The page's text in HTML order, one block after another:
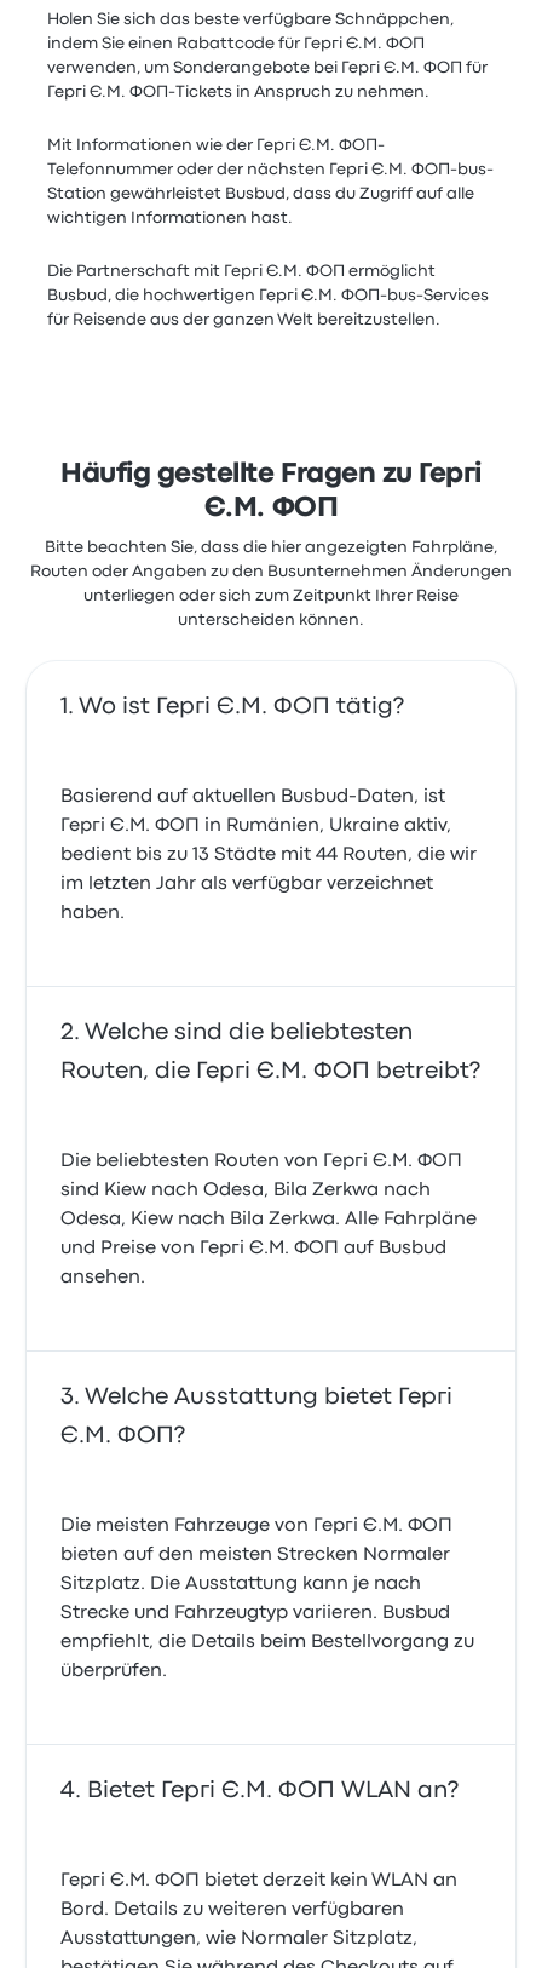
Holen Sie sich das beste verfügbare Schnäppchen,
indem Sie einen Rabattcode für Гергі Є.М. ФОП
verwenden, um Sonderangebote bei Гергі Є.М. ФОП für
Гергі Є.М. ФОП-Tickets in Anspruch zu nehmen.
Mit Informationen wie der Гергі Є.М. ФОП-
Telefonnummer oder der nächsten Гергі Є.М. ФОП-bus-
Station gewährleistet Busbud, dass du Zugriff auf alle
wichtigen Informationen hast.
Die Partnerschaft mit Гергі Є.М. ФОП ermöglicht
Busbud, die hochwertigen Гергі Є.М. ФОП-bus-Services
für Reisende aus der ganzen Welt bereitzustellen.
Häufig gestellte Fragen zu Гергі
Є.М. ФОП
Bitte beachten Sie, dass die hier angezeigten Fahrpläne,
Routen oder Angaben zu den Busunternehmen Änderungen
unterliegen oder sich zum Zeitpunkt Ihrer Reise
unterscheiden können.
Wo ist Гергі Є.М. ФОП tätig?
Basierend auf aktuellen Busbud-Daten, ist
Гергі Є.М. ФОП in Rumänien, Ukraine aktiv,
bedient bis zu 13 Städte mit 44 Routen, die wir
im letzten Jahr als verfügbar verzeichnet
haben.
Welche sind die beliebtesten
Routen, die Гергі Є.М. ФОП betreibt?
Die beliebtesten Routen von Гергі Є.М. ФОП
sind Kiew nach Odesa, Bila Zerkwa nach
Odesa, Kiew nach Bila Zerkwa. Alle Fahrpläne
und Preise von Гергі Є.М. ФОП auf Busbud
ansehen.
Welche Ausstattung bietet Гергі
Є.М. ФОП?
Die meisten Fahrzeuge von Гергі Є.М. ФОП
bieten auf den meisten Strecken Normaler
Sitzplatz. Die Ausstattung kann je nach
Strecke und Fahrzeugtyp variieren. Busbud
empfiehlt, die Details beim Bestellvorgang zu
überprüfen.
Bietet Гергі Є.М. ФОП WLAN an?
Гергі Є.М. ФОП bietet derzeit kein WLAN an
Bord. Details zu weiteren verfügbaren
Ausstattungen, wie Normaler Sitzplatz,